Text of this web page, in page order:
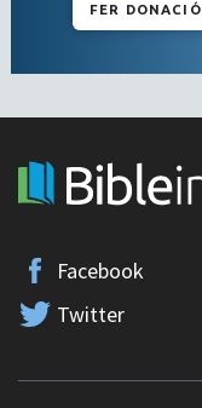
FER DONACIÓ
Facebook
Twitter